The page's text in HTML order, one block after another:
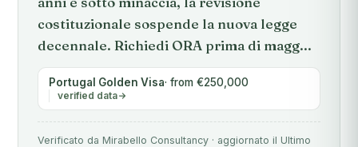
costituzionale sospende la nuova legge
decennale. Richiedi ORA prima di magg...
Portugal Golden Visa· from €250,000
verified data
Verificato da Mirabello Consultancy · aggiornato il Ultimo